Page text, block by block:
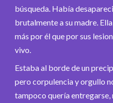
búsqueda. Había
brutalmente a su madre.
más por él que por sus
vivo.
Estaba al borde de un
pero corpulencia y orgullo
tampoco quería entregarse,